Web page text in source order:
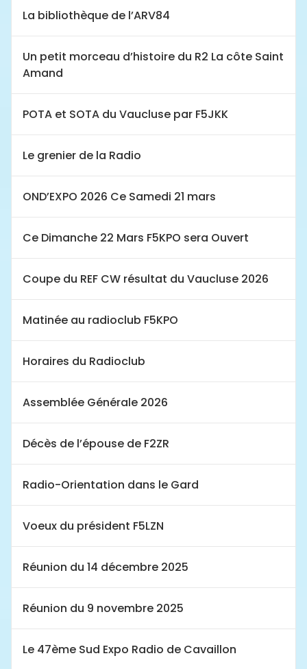
La bibliothèque de l’ARV84
Un petit morceau d’histoire du R2 La côte Saint
Amand
POTA et SOTA du Vaucluse par F5JKK
Le grenier de la Radio
OND’EXPO 2026 Ce Samedi 21 mars
Ce Dimanche 22 Mars F5KPO sera Ouvert
Coupe du REF CW résultat du Vaucluse 2026
Matinée au radioclub F5KPO
Horaires du Radioclub
Assemblée Générale 2026
Décès de l’épouse de F2ZR
Radio-Orientation dans le Gard
Voeux du président F5LZN
Réunion du 14 décembre 2025
Réunion du 9 novembre 2025
Le 47ème Sud Expo Radio de Cavaillon